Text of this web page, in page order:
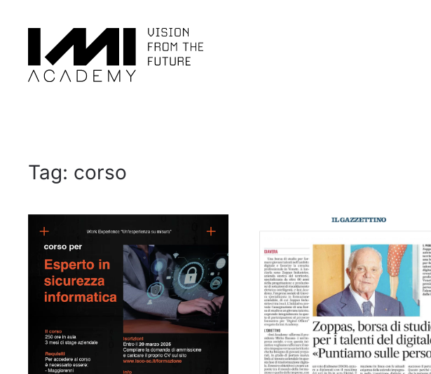
Skip to main content
Tag: corso